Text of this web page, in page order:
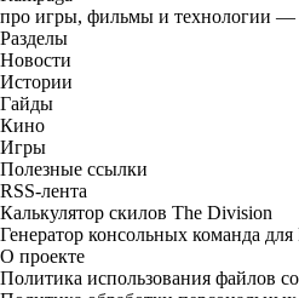
про игры, фильмы и технологии —
Разделы
Новости
Истории
Гайды
Кино
Игры
Полезные ссылки
RSS-лента
Калькулятор скилов The Division
Генератор консольных команда для
О проекте
Политика использования файлов